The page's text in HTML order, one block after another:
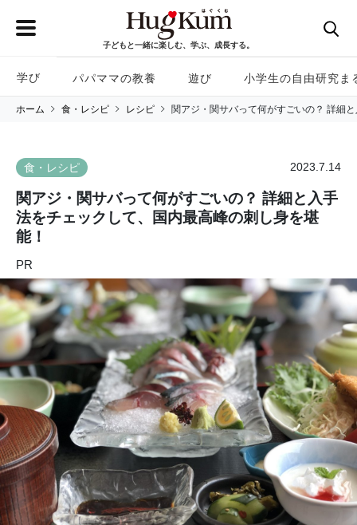
子どもと一緒に楽しむ、学ぶ、成長する。
学び パパママの教養 遊び 小学生の自由研究ま
ホーム 食・レシピ レシピ 関アジ・関サバって何がすごいの？ 詳細
食・レシピ 2023.7.14
関アジ・関サバって何がすごいの？ 詳細と入手
法をチェックして、国内最高峰の刺し身を堪
能！
PR